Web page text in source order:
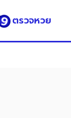
ตรวจหวย